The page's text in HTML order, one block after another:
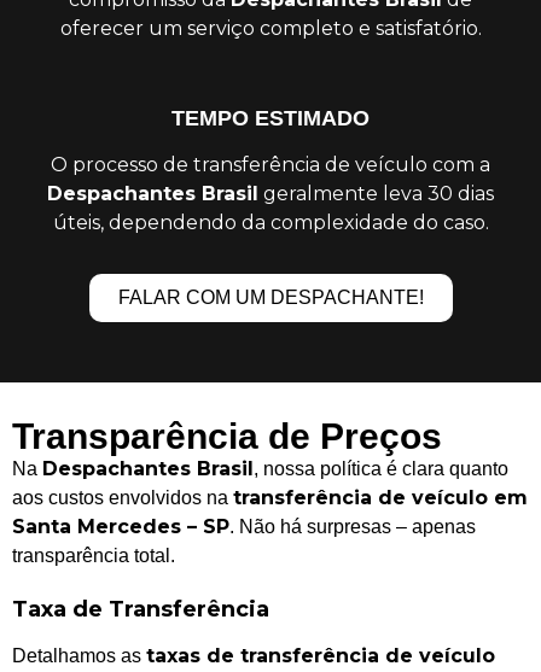
oferecer um serviço completo e satisfatório.
TEMPO ESTIMADO
O processo de transferência de veículo com a
Despachantes Brasil geralmente leva 30 dias
úteis, dependendo da complexidade do caso.
FALAR COM UM DESPACHANTE!
Transparência de Preços
Na Despachantes Brasil, nossa política é clara quanto
aos custos envolvidos na transferência de veículo em
Santa Mercedes – SP. Não há surpresas – apenas
transparência total.
Taxa de Transferência
Detalhamos as taxas de transferência de veículo